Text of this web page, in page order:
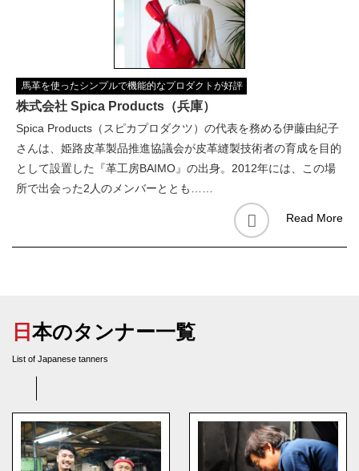
馬革を使ったシンプルで機能的なプロダクトが好評
株式会社 Spica Products（兵庫）
Spica Products（スピカプロダクツ）の代表を務める伊藤由紀子
さんは、姫路皮革製品推進協議会が皮革縫製技術者の育成を目的
として設置した『革工房BAIMO』の出身。2012年には、この場
所で出会った2人のメンバーととも……
Read More
日本のタンナー一覧
List of Japanese tanners